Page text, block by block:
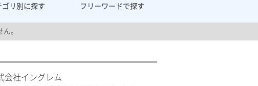
ゴリ別に探す フリーワードで探す
。
会社イングレム